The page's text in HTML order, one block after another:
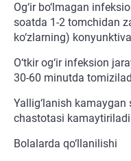
Og‘ir bo‘lmagan
soatda 1-2 tomchidan
ko‘zlarning)
O‘tkir og‘ir infeksion
30-60 minutda
Yallig‘lanish
chastotasi
Bolalarda qo‘llanilishi